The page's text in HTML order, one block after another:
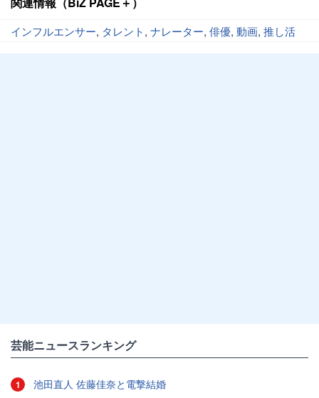
インフルエンサー, タレント, ナレーター, 俳優, 動画, 推し活
芸能ニュースランキング
1 池田直人 佐藤佳奈と電撃結婚